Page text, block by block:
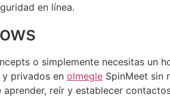
en línea.
o simplemente necesitas un
privados en olmegle SpinMeet sin
reír y establecer